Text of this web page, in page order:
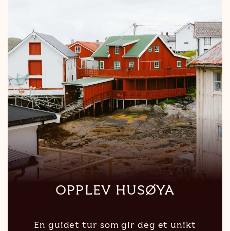
OPPLEV HUSØYA
En guidet tur som gir deg et unikt